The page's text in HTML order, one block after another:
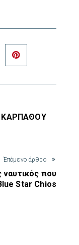
LinkedIn
ΚΑΡΠΑΘΟΥ
Έπόμενο άρθρο
ναυτικός που
Star Chios